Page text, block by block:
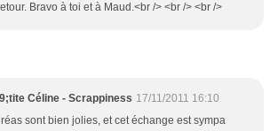
Bravo à toi et à Maud.<br /> <br /> <br />
Céline - Scrappiness 17/11/2011 16:10
réas sont bien jolies, et cet échange est sympa